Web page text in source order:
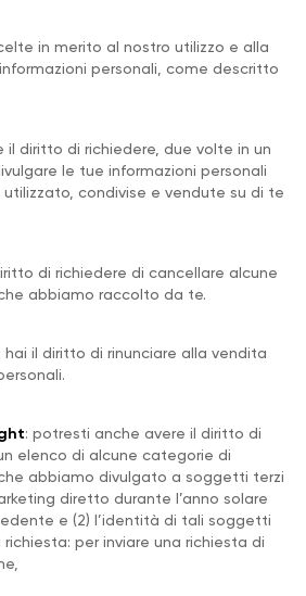
in merito al nostro utilizzo e alla
personali, come descritto
il diritto di richiedere, due volte in un
le tue informazioni personali
condivise e vendute su di te
di richiedere di cancellare alcune
abbiamo raccolto da te.
: hai il diritto di rinunciare alla vendita
: potresti anche avere il diritto di
elenco di alcune categorie di
abbiamo divulgato a soggetti terzi
diretto durante l’anno solare
e (2) l’identità di tali soggetti
per inviare una richiesta di